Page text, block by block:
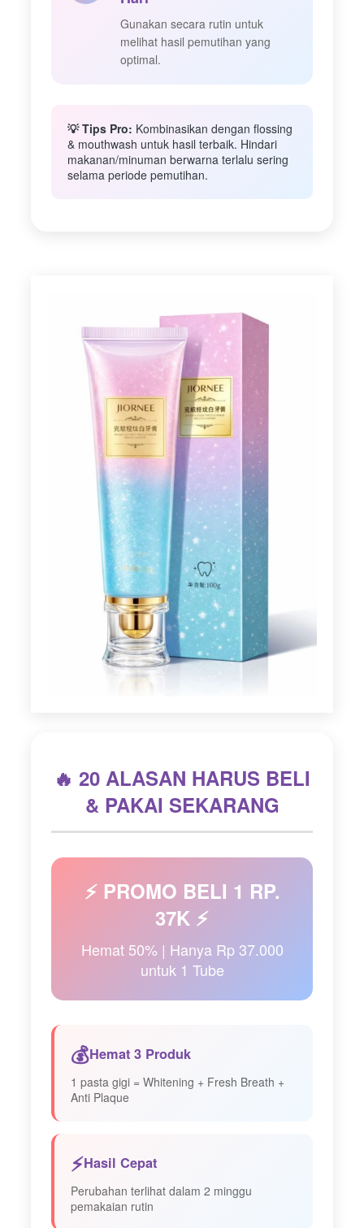
Gunakan secara rutin untuk
melihat hasil pemutihan yang
optimal.
💡 Tips Pro: Kombinasikan dengan flossing
& mouthwash untuk hasil terbaik. Hindari
makanan/minuman berwarna terlalu sering
selama periode pemutihan.
🔥 20 ALASAN HARUS BELI
& PAKAI SEKARANG
⚡ PROMO BELI 1 RP.
37K ⚡
Hemat 50% | Hanya Rp 37.000
untuk 1 Tube
💰Hemat 3 Produk
1 pasta gigi = Whitening + Fresh Breath +
Anti Plaque
⚡Hasil Cepat
Perubahan terlihat dalam 2 minggu
pemakaian rutin